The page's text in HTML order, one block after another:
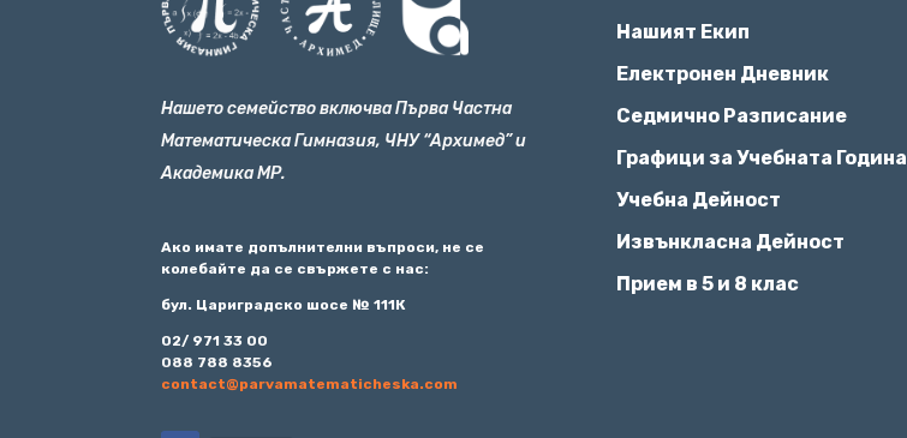
Нашето семейство включва Първа Частна
Математическа Гимназия, ЧНУ “Архимед” и
Академика МР.
Ако имате допълнителни въпроси, не се
колебайте да се свържете с нас:
бул. Цариградско шосе № 111К
02/ 971 33 00
088 788 8356
contact@parvamatematicheska.com
Нашият Екип
Електронен Дневник
Седмично Разписание
Графици за Учебната Година
Учебна Дейност
Извънкласна Дейност
Прием в 5 и 8 клас